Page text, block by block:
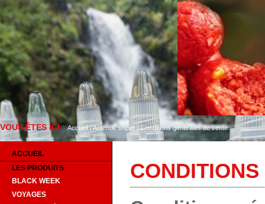
VOUS ÊTES ICI :Accueil/Autentik sniper /Conditions generales de vente
Bienvenue sur Autentik
ACCUEIL
LES PRODUITS
BLACK WEEK
VOYAGES